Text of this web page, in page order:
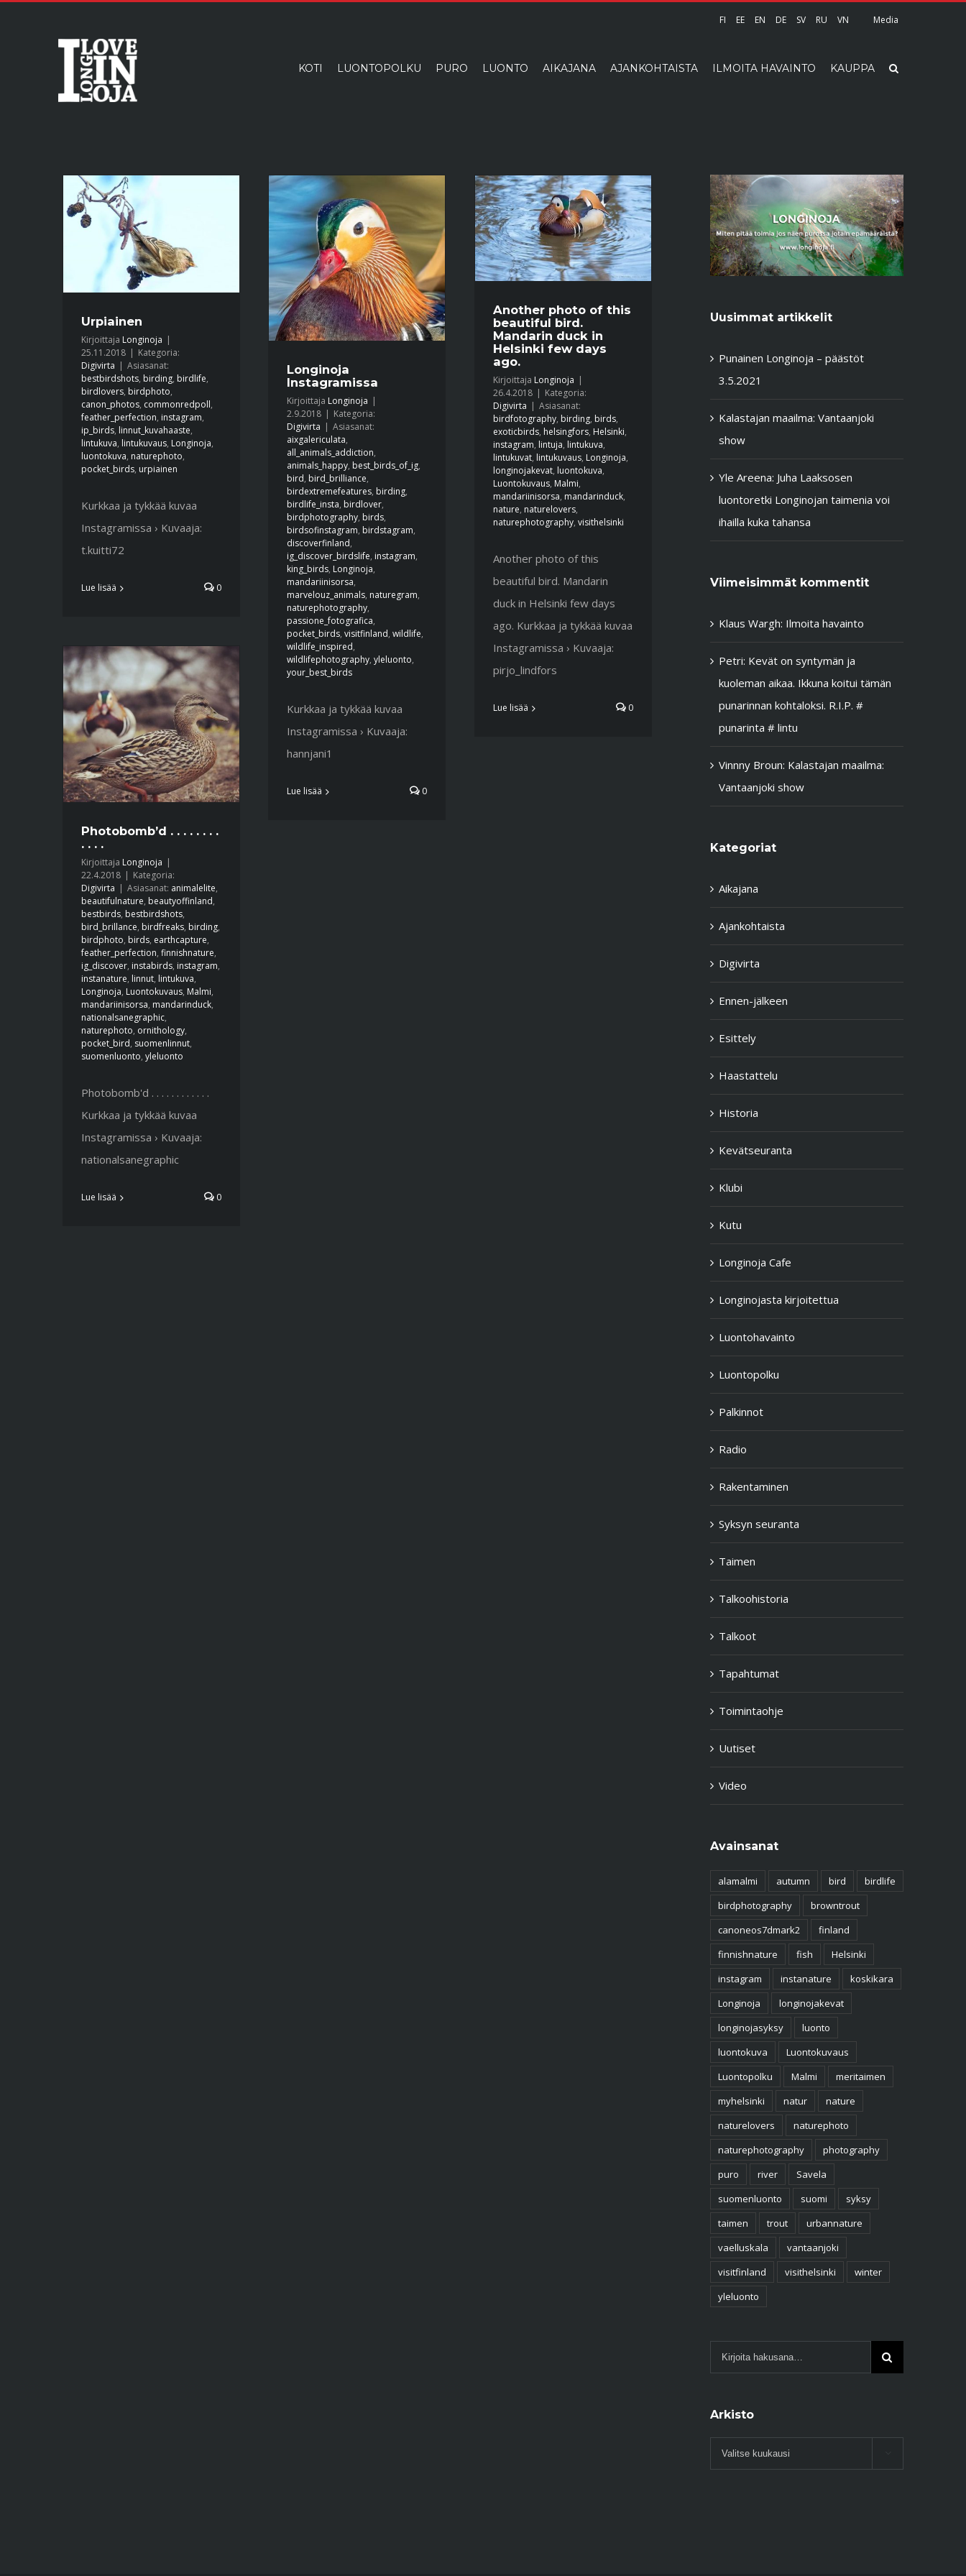
FI EE EN DE SV RU VN Media
KOTI LUONTOPOLKU PURO LUONTO AIKAJANA AJANKOHTAISTA ILMOITA HAVAINTO KAUPPA
Urpiainen
Kirjoittaja Longinoja |
25.11.2018 | Kategoria:
Digivirta | Asiasanat:
bestbirdshots, birding, birdlife,
birdlovers, birdphoto,
canon_photos, commonredpoll,
feather_perfection, instagram,
ip_birds, linnut_kuvahaaste,
lintukuva, lintukuvaus, Longinoja,
luontokuva, naturephoto,
pocket_birds, urpiainen
Kurkkaa ja tykkää kuvaa
Instagramissa › Kuvaaja:
t.kuitti72
Lue lisää 0
Longinoja
Instagramissa
Kirjoittaja Longinoja
2.9.2018
Kategoria:
Digivirta
Asiasanat:
aixgalericulata,
all_animals_addiction,
animals_happy, best_birds_of_ig,
bird, bird_brilliance,
birdextremefeatures, birding,
birdlife_insta, birdlover,
birdphotography, birds,
birdsofinstagram, birdstagram,
discoverfinland,
ig_discover_birdslife, instagram,
king_birds, Longinoja,
mandariinisorsa,
marvelouz_animals, naturegram,
naturephotography,
passione_fotografica,
pocket_birds, visitfinland, wildlife,
wildlife_inspired,
wildlifephotography, yleluonto,
your_best_birds
Kurkkaa ja tykkää kuvaa
Instagramissa › Kuvaaja:
hannjani1
Lue lisää 0
Another photo of this
beautiful bird.
Mandarin duck in
Helsinki few days
ago.
Kirjoittaja Longinoja |
26.4.2018 | Kategoria:
Digivirta | Asiasanat:
birdfotography, birding, birds,
exoticbirds, helsingfors, Helsinki,
instagram, lintuja, lintukuva,
lintukuvat, lintukuvaus, Longinoja,
longinojakevat, luontokuva,
Luontokuvaus, Malmi,
mandariinisorsa, mandarinduck,
nature, naturelovers,
naturephotography, visithelsinki
Another photo of this
beautiful bird. Mandarin
duck in Helsinki few days
ago. Kurkkaa ja tykkää kuvaa
Instagramissa › Kuvaaja:
pirjo_lindfors
Lue lisää 0
Photobomb’d . . . . . . . .
. . . .
Kirjoittaja Longinoja |
22.4.2018 | Kategoria:
Digivirta | Asiasanat: animalelite,
beautifulnature, beautyoffinland,
bestbirds, bestbirdshots,
bird_brillance, birdfreaks, birding,
birdphoto, birds, earthcapture,
feather_perfection, finnishnature,
ig_discover, instabirds, instagram,
instanature, linnut, lintukuva,
Longinoja, Luontokuvaus, Malmi,
mandariinisorsa, mandarinduck,
nationalsanegraphic,
naturephoto, ornithology,
pocket_bird, suomenlinnut,
suomenluonto, yleluonto
Photobomb'd . . . . . . . . . . . .
Kurkkaa ja tykkää kuvaa
Instagramissa › Kuvaaja:
nationalsanegraphic
Lue lisää 0
Uusimmat artikkelit
Punainen Longinoja – päästöt
3.5.2021
Kalastajan maailma: Vantaanjoki
show
Yle Areena: Juha Laaksosen
luontoretki Longinojan taimenia voi
ihailla kuka tahansa
Viimeisimmät kommentit
Klaus Wargh: Ilmoita havainto
Petri: Kevät on syntymän ja
kuoleman aikaa. Ikkuna koitui tämän
punarinnan kohtaloksi. R.I.P. #
punarinta # lintu
Vinnny Broun: Kalastajan maailma:
Vantaanjoki show
Kategoriat
Aikajana
Ajankohtaista
Digivirta
Ennen-jälkeen
Esittely
Haastattelu
Historia
Kevätseuranta
Klubi
Kutu
Longinoja Cafe
Longinojasta kirjoitettua
Luontohavainto
Luontopolku
Palkinnot
Radio
Rakentaminen
Syksyn seuranta
Taimen
Talkoohistoria
Talkoot
Tapahtumat
Toimintaohje
Uutiset
Video
Avainsanat
alamalmi autumn bird
birdlife
birdphotography
browntrout
canoneos7dmark2
finland
finnishnature
fish
Helsinki
instagram
instanature
koskikara
Longinoja
longinojakevat
longinojasyksy
luonto
luontokuva
Luontokuvaus
Luontopolku
Malmi
meritaimen
myhelsinki
natur
nature
naturelovers
naturephoto
naturephotography
photography
puro
river
Savela
suomenluonto
suomi
syksy
taimen
trout
urbannature
vaelluskala
vantaanjoki
visitfinland
visithelsinki
winter
yleluonto
Arkisto
Arkisto